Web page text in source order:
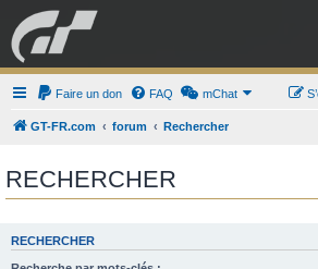
GRAN TURISMO
ESPORT BOUTIQUE
Faire un don FAQ mChat
GT-FR.com forum Rechercher
RECHERCHER
RECHERCHER